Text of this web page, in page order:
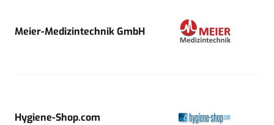
Meier-Medizintechnik GmbH
Hygiene-Shop.com